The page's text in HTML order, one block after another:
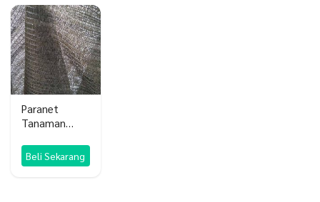
Paranet
Tanaman
Nylon
Beli Sekarang